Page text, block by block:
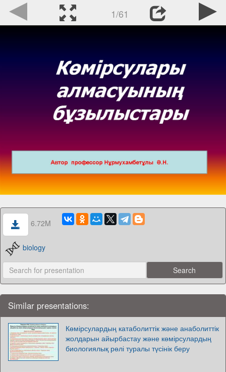
1/61
6.72M
biology
Similar presentations:
Көмірсулардың катаболиттік және анаболиттік
жолдарын айырбастау және көмірсулардың
биологиялық рөлі туралы түсінік беру